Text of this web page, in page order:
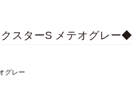
スターS メテオグレー◆
グレー